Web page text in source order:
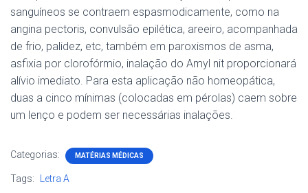
sanguíneos se contraem espasmodicamente, como na
angina pectoris, convulsão epilética, areeiro, acompanhada
de frio, palidez, etc, também em paroxismos de asma,
asfixia por clorofórmio, inalação do Amyl nit proporcionará
alívio imediato. Para esta aplicação não homeopática,
duas a cinco mínimas (colocadas em pérolas) caem sobre
um lenço e podem ser necessárias inalações.
Categorias: MATÉRIAS MÉDICAS
Tags: Letra A